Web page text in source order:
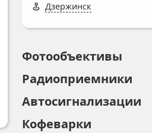
Дзержинск
Фотообъективы
Радиоприемники
Автосигнализации
Кофеварки